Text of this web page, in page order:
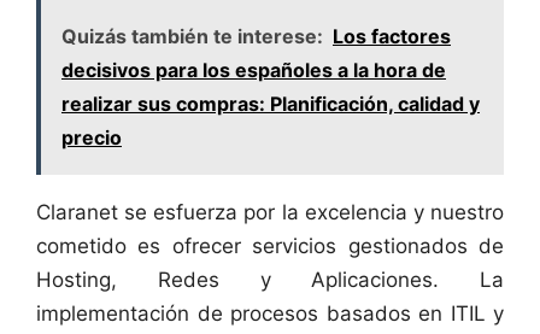
Quizás también te interese: Los factores
decisivos para los españoles a la hora de
realizar sus compras: Planificación, calidad y
precio
Claranet se esfuerza por la excelencia y nuestro
cometido es ofrecer servicios gestionados de
Hosting, Redes y Aplicaciones. La
implementación de procesos basados en ITIL y